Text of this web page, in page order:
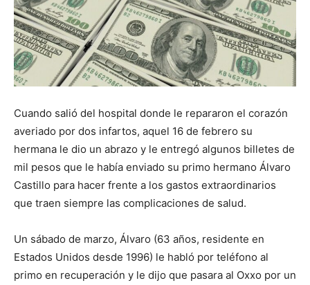
Cuando salió del hospital donde le repararon el corazón
averiado por dos infartos, aquel 16 de febrero su
hermana le dio un abrazo y le entregó algunos billetes de
mil pesos que le había enviado su primo hermano Álvaro
Castillo para hacer frente a los gastos extraordinarios
que traen siempre las complicaciones de salud.
Un sábado de marzo, Álvaro (63 años, residente en
Estados Unidos desde 1996) le habló por teléfono al
primo en recuperación y le dijo que pasara al Oxxo por un